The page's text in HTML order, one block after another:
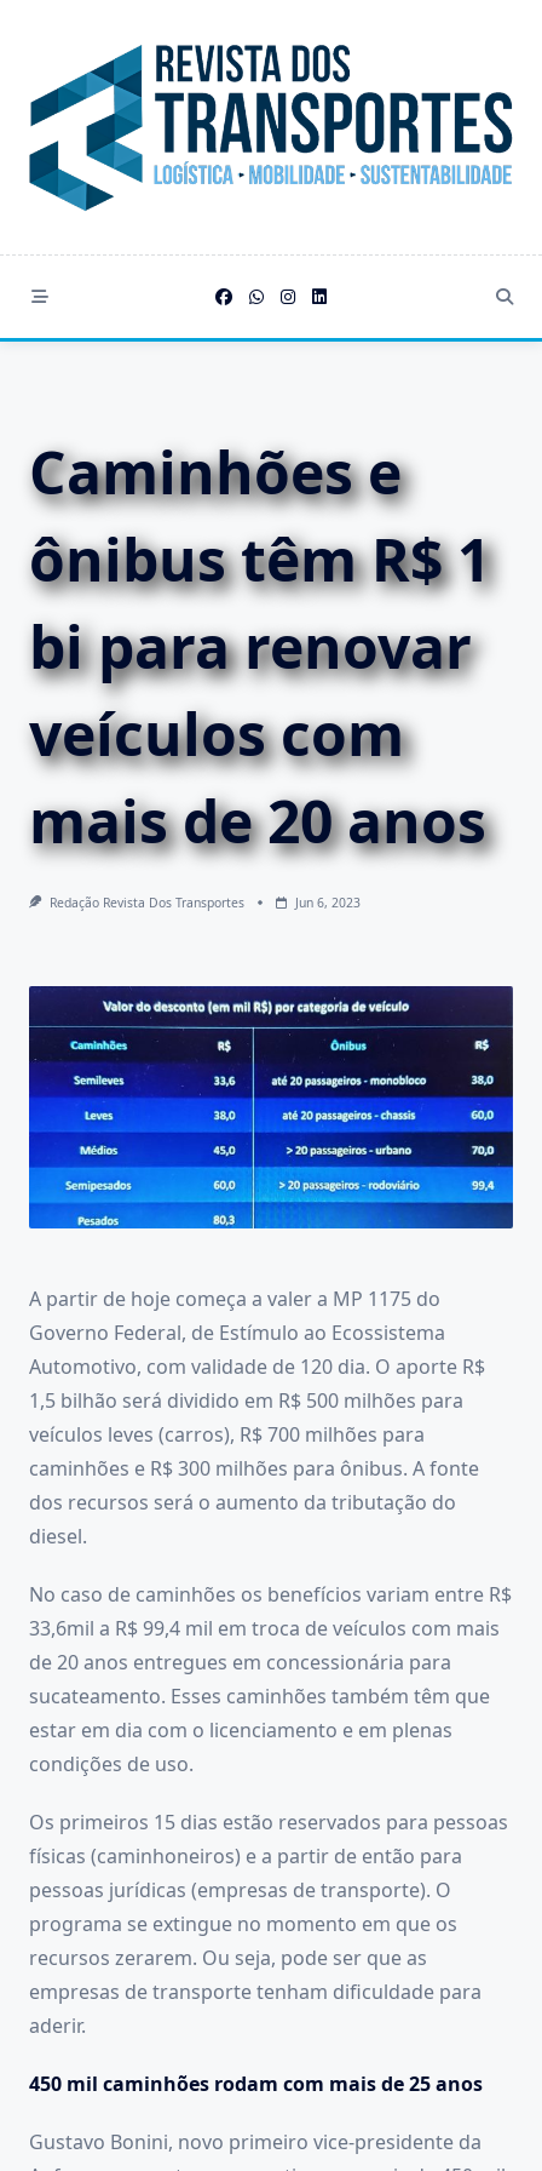
Caminhões e
ônibus têm R$ 1
bi para renovar
veículos com
mais de 20 anos
Redação Revista Dos Transportes Jun 6, 2023
A partir de hoje começa a valer a MP 1175 do
Governo Federal, de Estímulo ao Ecossistema
Automotivo, com validade de 120 dia. O aporte R$
1,5 bilhão será dividido em R$ 500 milhões para
veículos leves (carros), R$ 700 milhões para
caminhões e R$ 300 milhões para ônibus. A fonte
dos recursos será o aumento da tributação do
diesel.
No caso de caminhões os benefícios variam entre R$
33,6mil a R$ 99,4 mil em troca de veículos com mais
de 20 anos entregues em concessionária para
sucateamento. Esses caminhões também têm que
estar em dia com o licenciamento e em plenas
condições de uso.
Os primeiros 15 dias estão reservados para pessoas
físicas (caminhoneiros) e a partir de então para
pessoas jurídicas (empresas de transporte). O
programa se extingue no momento em que os
recursos zerarem. Ou seja, pode ser que as
empresas de transporte tenham dificuldade para
aderir.
450 mil caminhões rodam com mais de 25 anos
Gustavo Bonini, novo primeiro vice-presidente da